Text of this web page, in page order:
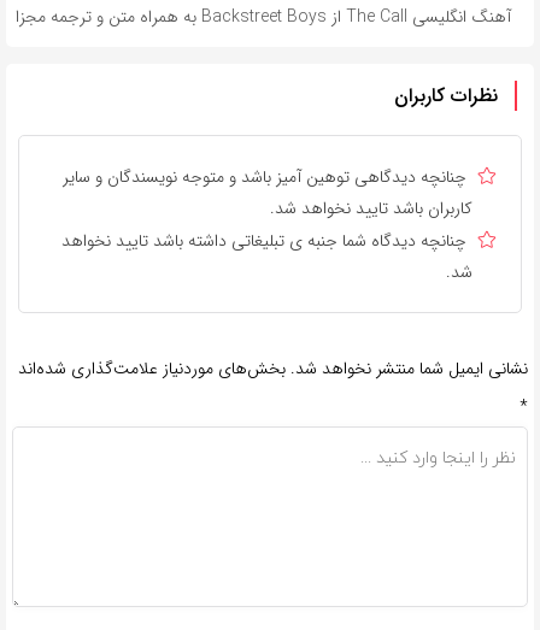
آهنگ انگلیسی The Call از Backstreet Boys به همراه متن و ترجمه مجزا
نظرات کاربران
چنانچه دیدگاهی توهین آمیز باشد و متوجه نویسندگان و سایر
کاربران باشد تایید نخواهد شد.
چنانچه دیدگاه شما جنبه ی تبلیغاتی داشته باشد تایید نخواهد
شد.
نشانی ایمیل شما منتشر نخواهد شد. بخش‌های موردنیاز علامت‌گذاری شده‌اند
*